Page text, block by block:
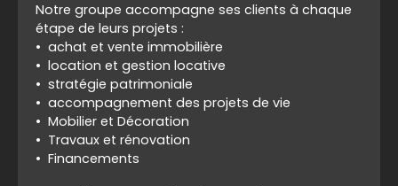
Notre groupe accompagne ses clients à chaque
étape de leurs projets :
achat et vente immobilière
location et gestion locative
stratégie patrimoniale
accompagnement des projets de vie
Mobilier et Décoration
Travaux et rénovation
Financements